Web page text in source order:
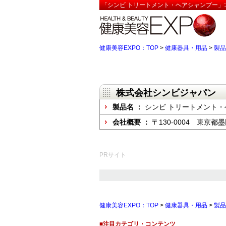
「シンビ トリートメント・ヘアシャンプー
健康美容EXPO：TOP > 健康器具・用品 > 製品
株式会社シンビジャパン
製品名 ： シンビ トリートメント
会社概要 ： 〒130-0004 東京都墨
PRサイト
健康美容EXPO：TOP > 健康器具・用品 > 製品
■注目カテゴリ・コンテンツ